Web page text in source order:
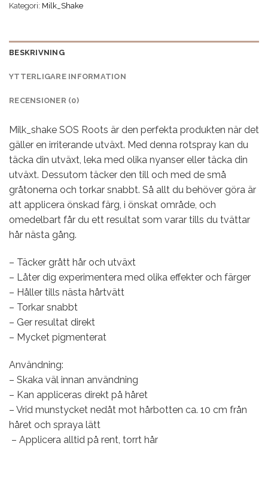
Kategori: Milk_Shake
BESKRIVNING
YTTERLIGARE INFORMATION
RECENSIONER (0)
Milk_shake SOS Roots är den perfekta produkten när det
gäller en irriterande utväxt. Med denna rotspray kan du
täcka din utväxt, leka med olika nyanser eller täcka din
utväxt. Dessutom täcker den till och med de små
gråtonerna och torkar snabbt. Så allt du behöver göra är
att applicera önskad färg, i önskat område, och
omedelbart får du ett resultat som varar tills du tvättar
hår nästa gång.
– Täcker grått hår och utväxt
– Låter dig experimentera med olika effekter och färger
– Håller tills nästa hårtvätt
– Torkar snabbt
– Ger resultat direkt
– Mycket pigmenterat
Användning:
– Skaka väl innan användning
– Kan appliceras direkt på håret
– Vrid munstycket nedåt mot hårbotten ca. 10 cm från
håret och spraya lätt
– Applicera alltid på rent, torrt hår